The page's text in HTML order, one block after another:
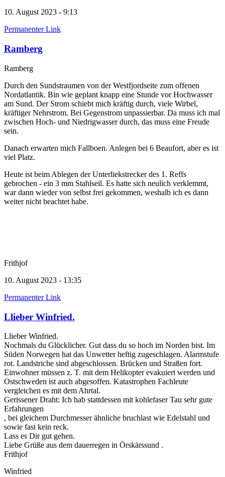
10. August 2023 - 9:13
Permanenter Link
Ramberg
Ramberg
Durch den Sundstraumen von der Westfjordseite zum offenen
Nordatlantik. Bin wie geplant knapp eine Stunde vor Hochwasser
am Sund. Der Strom schiebt mich kräftig durch, viele Wirbel,
kräftiger Nehrstrom. Bei Gegenstrom unpassierbar. Da muss ich mal
zwischen Hoch- und Niedrigwasser durch, das muss eine Freude
sein.
Danach erwarten mich Fallboen. Anlegen bei 6 Beaufort, aber es ist
viel Platz.
Heute ist beim Ablegen der Unterliekstrecker des 1. Reffs
gebrochen - ein 3 mm Stahlseil. Es hatte sich neulich verklemmt,
war dann wieder von selbst frei gekommen, weshalb ich es dann
weiter nicht beachtet habe.
Frithjof
10. August 2023 - 13:35
Permanenter Link
Llieber Winfried.
Llieber Winfried.
Nochmals du Glücklicher. Gut dass du so hoch im Norden bist. Im
Süden Norwegen hat das Unwetter heftig zugeschlagen. Alarmstufe
rot. Landstriche sind abgeschlossen. Brücken und Straßen fort.
Einwohner müssen z. T. mit dem Helikopter evakuiert werden und
Ostschweden ist auch abgesoffen. Katastrophen Fachleute
vergleichen es mit dem Ahrtal.
Gerissener Draht: Ich hab stattdessen mit kohlefaser Tau sehr gute
Erfahrungen
, bei gleichem Durchmesser ähnliche bruchlast wie Edelstahl und
sowie fast kein reck.
Lass es Dir gut gehen.
Liebe Grüße aus dem dauerregen in Örskärssund .
Frithjof
Winfried